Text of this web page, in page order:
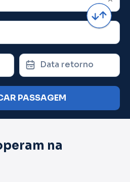
Data retorno
PASSAGEM
na